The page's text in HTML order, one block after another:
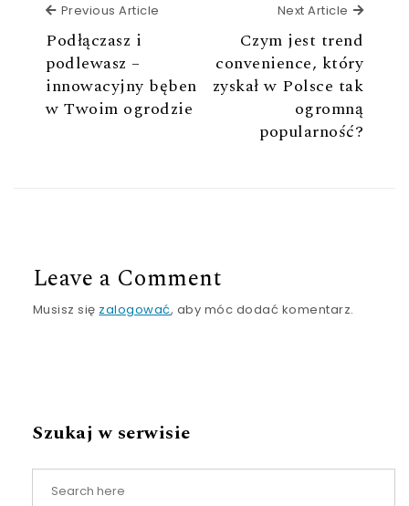
Previous Article
Podłączasz i
podlewasz –
innowacyjny bęben
w Twoim ogrodzie
Next Article Next
Czym jest trend
convenience, który
zyskał w Polsce tak
ogromną
popularność?
Leave a Comment
Musisz się zalogować, aby móc dodać komentarz.
Szukaj w serwisie